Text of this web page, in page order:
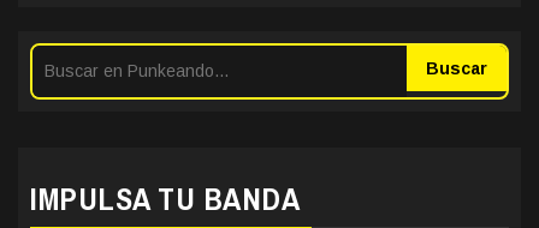
Buscar
IMPULSA TU BANDA